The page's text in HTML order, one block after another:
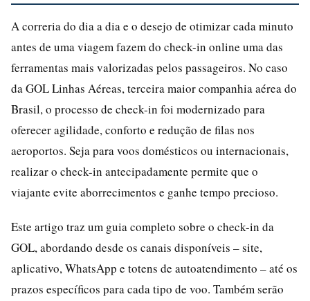
A correria do dia a dia e o desejo de otimizar cada minuto
antes de uma viagem fazem do check-in online uma das
ferramentas mais valorizadas pelos passageiros. No caso
da GOL Linhas Aéreas, terceira maior companhia aérea do
Brasil, o processo de check-in foi modernizado para
oferecer agilidade, conforto e redução de filas nos
aeroportos. Seja para voos domésticos ou internacionais,
realizar o check-in antecipadamente permite que o
viajante evite aborrecimentos e ganhe tempo precioso.
Este artigo traz um guia completo sobre o check-in da
GOL, abordando desde os canais disponíveis – site,
aplicativo, WhatsApp e totens de autoatendimento – até os
prazos específicos para cada tipo de voo. Também serão